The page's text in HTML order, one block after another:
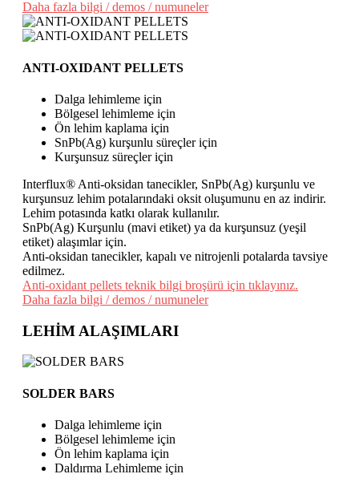
Daha fazla bilgi / demos / numuneler
ANTI-OXIDANT PELLETS
Dalga lehimleme için
Bölgesel lehimleme için
Ön lehim kaplama için
SnPb(Ag) kurşunlu süreçler için
Kurşunsuz süreçler için
Interflux® Anti-oksidan tanecikler, SnPb(Ag) kurşunlu ve
kurşunsuz lehim potalarındaki oksit oluşumunu en az indirir.
Lehim potasında katkı olarak kullanılır.
SnPb(Ag) Kurşunlu (mavi etiket) ya da kurşunsuz (yeşil
etiket) alaşımlar için.
Anti-oksidan tanecikler, kapalı ve nitrojenli potalarda tavsiye
edilmez.
Anti-oxidant pellets teknik bilgi broşürü için tıklayınız.
Daha fazla bilgi / demos / numuneler
LEHİM ALAŞIMLARI
SOLDER BARS
Dalga lehimleme için
Bölgesel lehimleme için
Ön lehim kaplama için
Daldırma Lehimleme için